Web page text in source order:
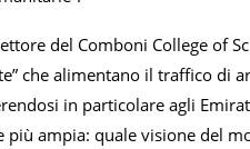
del Comboni College of
che alimentano il traffico di
in particolare agli
ampia: quale visione del